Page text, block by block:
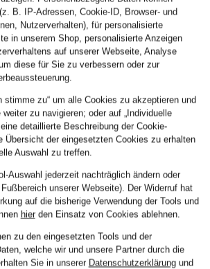
+Aktionsrabatt
rossana diva
Hemdblusenkleid mit
Leinen und 3/4-Arm
179,99 €
Bestpreis:152,99 €
Ursprünglich:239,99 €
ba&sh
Kleid PRISCO
195 €
Bestpreis:227,50 €
Ursprünglich:325 €
B. IP-Adressen, Cookie-ID, Browser- und
Nutzerverhalten), für personalisierte
in unserem Shop, personalisierte Anzeigen
auf unserer Webseite, Analyse
diese für Sie zu verbessern oder zur
stimme zu“ um alle Cookies zu akzeptieren und
zu navigieren; oder auf „Individuelle
detaillierte Beschreibung der Cookie-
Übersicht der eingesetzten Cookies zu erhalten
Auswahl zu treffen.
Auswahl jederzeit nachträglich ändern oder
unserer Webseite). Der Widerruf hat
auf die bisherige Verwendung der Tools und
hierden Einsatz von Cookies ablehnen.
zu den eingesetzten Tools und der
welche wir und unsere Partner durch die
Sie in unserer Datenschutzerklärungund